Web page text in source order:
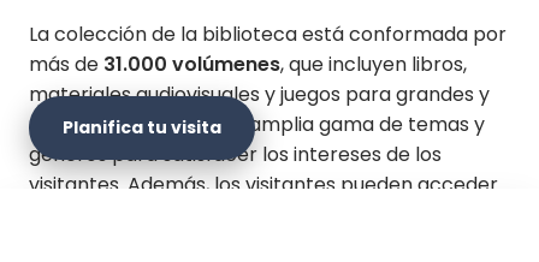
La colección de la biblioteca está conformada por
más de 31.000 volúmenes, que incluyen libros,
materiales audiovisuales y juegos para grandes y
chicos, abarcando una amplia gama de temas y
géneros para satisfacer los intereses de los
visitantes. Además, los visitantes pueden acceder
Planifica tu visita